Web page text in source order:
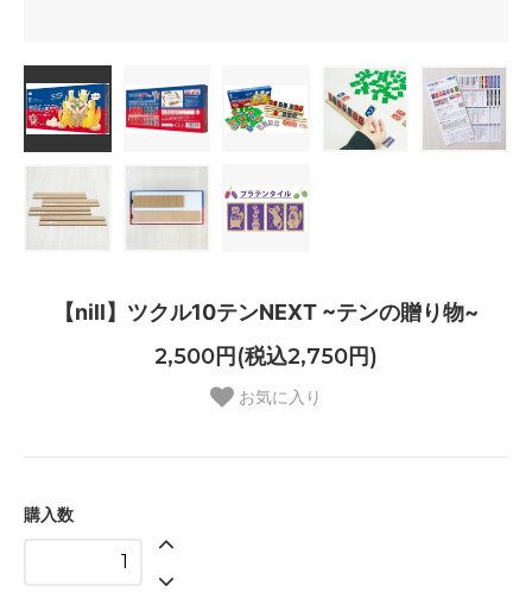
【nill】ツクル10テンNEXT ~テンの贈り物~
2,500円(税込2,750円)
お気に入り
購入数